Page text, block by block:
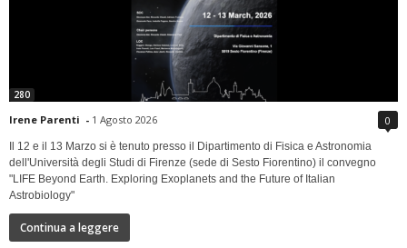
280
Irene Parenti - 1 Agosto 2026 0
Il 12 e il 13 Marzo si è tenuto presso il Dipartimento di Fisica e Astronomia
dell'Università degli Studi di Firenze (sede di Sesto Fiorentino) il convegno
"LIFE Beyond Earth. Exploring Exoplanets and the Future of Italian
Astrobiology"
Continua a leggere